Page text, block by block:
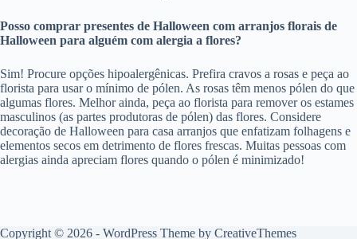
Posso comprar presentes de Halloween com arranjos florais de
Halloween para alguém com alergia a flores?
Sim! Procure opções hipoalergênicas. Prefira cravos a rosas e peça ao
florista para usar o mínimo de pólen. As rosas têm menos pólen do que
algumas flores. Melhor ainda, peça ao florista para remover os estames
masculinos (as partes produtoras de pólen) das flores. Considere
decoração de Halloween para casa arranjos que enfatizam folhagens e
elementos secos em detrimento de flores frescas. Muitas pessoas com
alergias ainda apreciam flores quando o pólen é minimizado!
Copyright © 2026 - WordPress Theme by CreativeThemes